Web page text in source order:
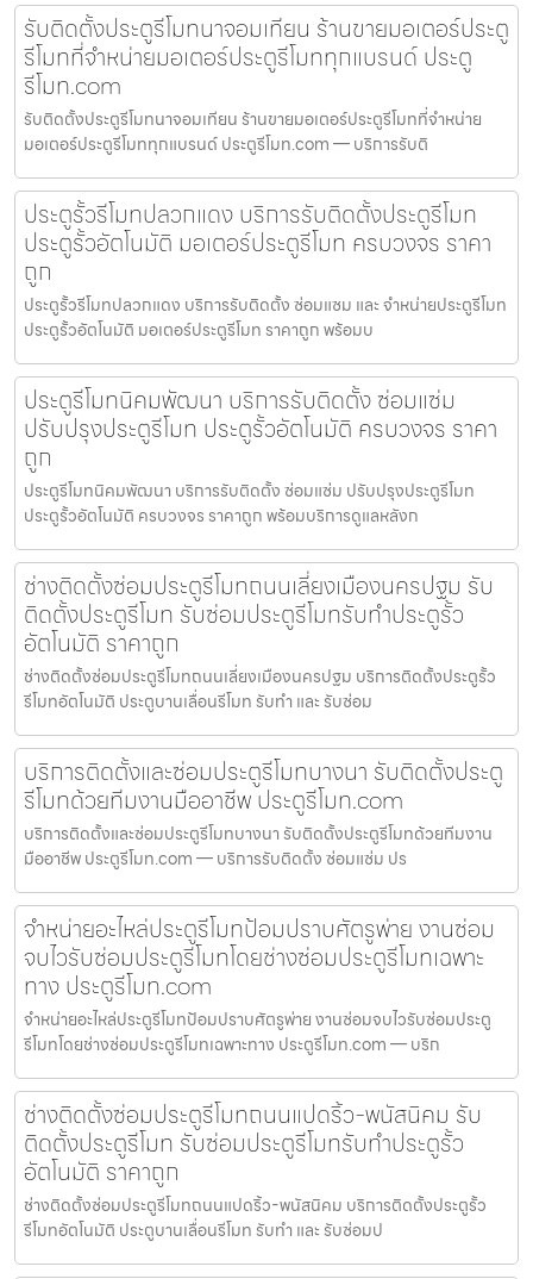
รับติดตั้งประตูรีโมทนาจอมเทียน ร้านขายมอเตอร์ประตู
รีโมทที่จำหน่ายมอเตอร์ประตูรีโมททุกแบรนด์ ประตู
รีโมท.com
รับติดตั้งประตูรีโมทนาจอมเทียน ร้านขายมอเตอร์ประตูรีโมทที่จำหน่าย
มอเตอร์ประตูรีโมททุกแบรนด์ ประตูรีโมท.com — บริการรับติ
ประตูรั้วรีโมทปลวกแดง บริการรับติดตั้งประตูรีโมท
ประตูรั้วอัตโนมัติ มอเตอร์ประตูรีโมท ครบวงจร ราคา
ถูก
ประตูรั้วรีโมทปลวกแดง บริการรับติดตั้ง ซ่อมแซม และ จำหน่ายประตูรีโมท
ประตูรั้วอัตโนมัติ มอเตอร์ประตูรีโมท ราคาถูก พร้อมบ
ประตูรีโมทนิคมพัฒนา บริการรับติดตั้ง ซ่อมแซ่ม
ปรับปรุงประตูรีโมท ประตูรั้วอัตโนมัติ ครบวงจร ราคา
ถูก
ประตูรีโมทนิคมพัฒนา บริการรับติดตั้ง ซ่อมแซ่ม ปรับปรุงประตูรีโมท
ประตูรั้วอัตโนมัติ ครบวงจร ราคาถูก พร้อมบริการดูแลหลังก
ช่างติดตั้งซ่อมประตูรีโมทถนนเลี่ยงเมืองนครปฐม รับ
ติดตั้งประตูรีโมท รับซ่อมประตูรีโมทรับทำประตูรั้ว
อัตโนมัติ ราคาถูก
ช่างติดตั้งซ่อมประตูรีโมทถนนเลี่ยงเมืองนครปฐม บริการติดตั้งประตูรั้ว
รีโมทอัตโนมัติ ประตูบานเลื่อนรีโมท รับทำ และ รับซ่อม
บริการติดตั้งและซ่อมประตูรีโมทบางนา รับติดตั้งประตู
รีโมทด้วยทีมงานมืออาชีพ ประตูรีโมท.com
บริการติดตั้งและซ่อมประตูรีโมทบางนา รับติดตั้งประตูรีโมทด้วยทีมงาน
มืออาชีพ ประตูรีโมท.com — บริการรับติดตั้ง ซ่อมแซ่ม ปร
จำหน่ายอะไหล่ประตูรีโมทป้อมปราบศัตรูพ่าย งานซ่อม
จบไวรับซ่อมประตูรีโมทโดยช่างซ่อมประตูรีโมทเฉพาะ
ทาง ประตูรีโมท.com
จำหน่ายอะไหล่ประตูรีโมทป้อมปราบศัตรูพ่าย งานซ่อมจบไวรับซ่อมประตู
รีโมทโดยช่างซ่อมประตูรีโมทเฉพาะทาง ประตูรีโมท.com — บริก
ช่างติดตั้งซ่อมประตูรีโมทถนนแปดริ้ว-พนัสนิคม รับ
ติดตั้งประตูรีโมท รับซ่อมประตูรีโมทรับทำประตูรั้ว
อัตโนมัติ ราคาถูก
ช่างติดตั้งซ่อมประตูรีโมทถนนแปดริ้ว-พนัสนิคม บริการติดตั้งประตูรั้ว
รีโมทอัตโนมัติ ประตูบานเลื่อนรีโมท รับทำ และ รับซ่อมป